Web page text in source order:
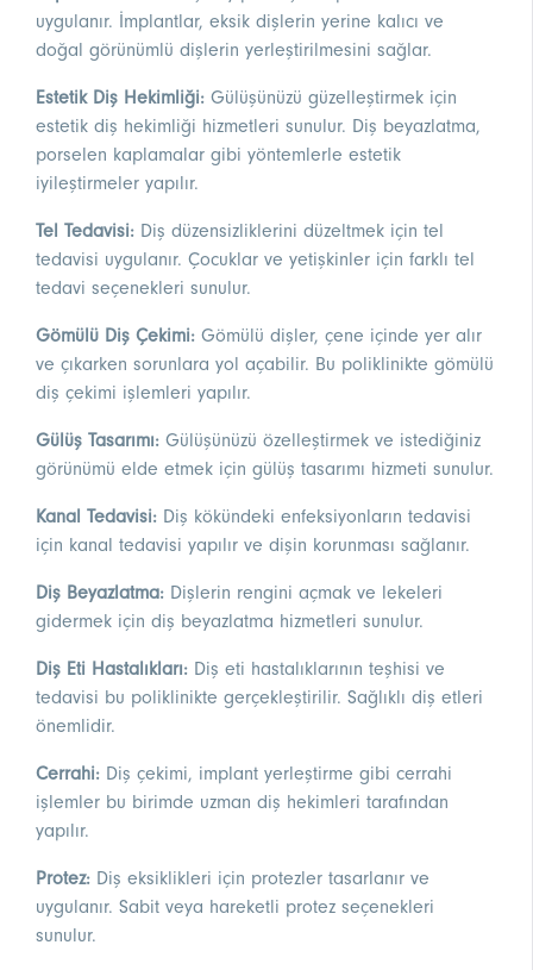
uygulanır. İmplantlar, eksik dişlerin yerine kalıcı ve
doğal görünümlü dişlerin yerleştirilmesini sağlar.
Estetik Diş Hekimliği: Gülüşünüzü güzelleştirmek için
estetik diş hekimliği hizmetleri sunulur. Diş beyazlatma,
porselen kaplamalar gibi yöntemlerle estetik
iyileştirmeler yapılır.
Tel Tedavisi: Diş düzensizliklerini düzeltmek için tel
tedavisi uygulanır. Çocuklar ve yetişkinler için farklı tel
tedavi seçenekleri sunulur.
Gömülü Diş Çekimi: Gömülü dişler, çene içinde yer alır
ve çıkarken sorunlara yol açabilir. Bu poliklinikte gömülü
diş çekimi işlemleri yapılır.
Gülüş Tasarımı: Gülüşünüzü özelleştirmek ve istediğiniz
görünümü elde etmek için gülüş tasarımı hizmeti sunulur.
Kanal Tedavisi: Diş kökündeki enfeksiyonların tedavisi
için kanal tedavisi yapılır ve dişin korunması sağlanır.
Diş Beyazlatma: Dişlerin rengini açmak ve lekeleri
gidermek için diş beyazlatma hizmetleri sunulur.
Diş Eti Hastalıkları: Diş eti hastalıklarının teşhisi ve
tedavisi bu poliklinikte gerçekleştirilir. Sağlıklı diş etleri
önemlidir.
Cerrahi: Diş çekimi, implant yerleştirme gibi cerrahi
işlemler bu birimde uzman diş hekimleri tarafından
yapılır.
Protez: Diş eksiklikleri için protezler tasarlanır ve
uygulanır. Sabit veya hareketli protez seçenekleri
sunulur.